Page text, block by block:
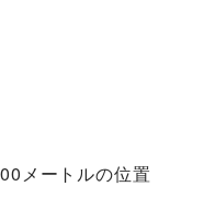
メートルの位置